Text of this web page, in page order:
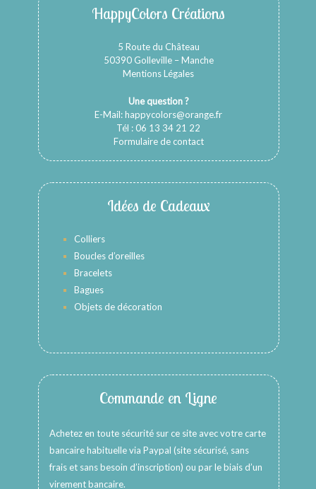
HappyColors Créations
5 Route du Château
50390 Golleville – Manche
Mentions Légales
Une question ?
E-Mail:happycolors@orange.fr
Tél : 06 13 34 21 22
Formulaire de contact
Idées de Cadeaux
Colliers
Boucles d’oreilles
Bracelets
Bagues
Objets de décoration
Commande en Ligne
Achetez en toute sécurité sur ce site avec votre carte
bancaire habituelle via Paypal (site sécurisé, sans
frais et sans besoin d’inscription) ou par le biais d’un
virement bancaire.